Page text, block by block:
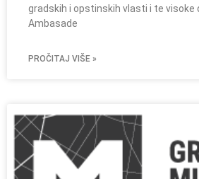
gradskih i opstinskih vlasti i te visoke
Ambasade
PROČITAJ VIŠE »